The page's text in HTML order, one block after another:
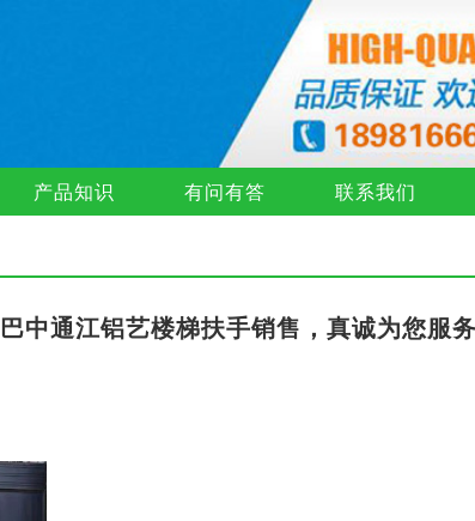
产品知识 有问有答 联系我们
巴中通江铝艺楼梯扶手销售，真诚为您服务